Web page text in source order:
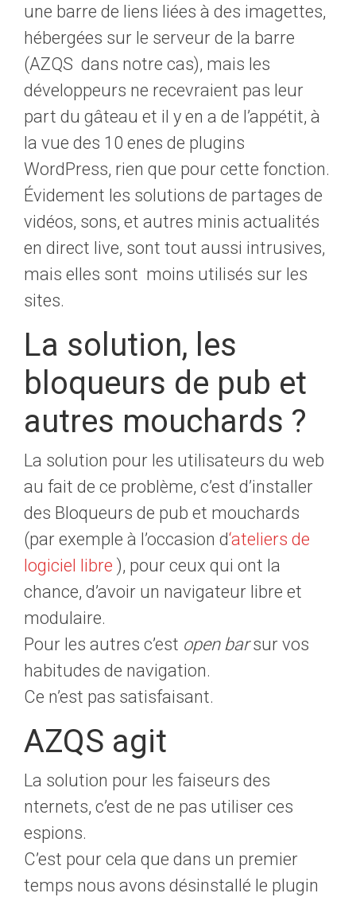
une barre de liens liées à des imagettes,
hébergées sur le serveur de la barre
(AZQS dans notre cas), mais les
développeurs ne recevraient pas leur
part du gâteau et il y en a de l’appétit, à
la vue des 10 enes de plugins
WordPress, rien que pour cette fonction.
Évidement les solutions de partages de
vidéos, sons, et autres minis actualités
en direct live, sont tout aussi intrusives,
mais elles sont moins utilisés sur les
sites.
La solution, les
bloqueurs de pub et
autres mouchards ?
La solution pour les utilisateurs du web
au fait de ce problème, c’est d’installer
des Bloqueurs de pub et mouchards
(par exemple à l’occasion d‘ateliers de
logiciel libre ), pour ceux qui ont la
chance, d’avoir un navigateur libre et
modulaire.
Pour les autres c’est open barsur vos
habitudes de navigation.
Ce n’est pas satisfaisant.
AZQS agit
La solution pour les faiseurs des
nternets, c’est de ne pas utiliser ces
espions.
C’est pour cela que dans un premier
temps nous avons désinstallé le plugin